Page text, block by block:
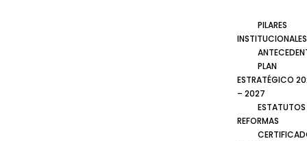
PILARES
INSTITUCIONALES
PLAN
ESTRATÉGICO
– 2027
ESTATUTOS
REFORMAS